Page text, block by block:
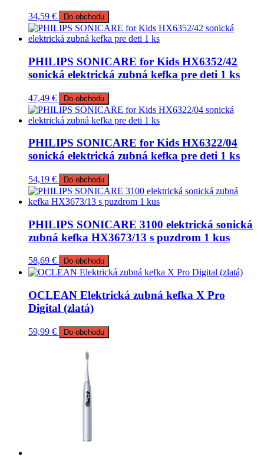
34,59 € Do obchodu
PHILIPS SONICARE for Kids HX6352/42
sonická elektrická zubná kefka pre deti 1 ks
47,49 € Do obchodu
PHILIPS SONICARE for Kids HX6322/04
sonická elektrická zubná kefka pre deti 1 ks
54,19 € Do obchodu
PHILIPS SONICARE 3100 elektrická sonická
zubná kefka HX3673/13 s puzdrom 1 kus
58,69 € Do obchodu
OCLEAN Elektrická zubná kefka X Pro
Digital (zlatá)
59,99 € Do obchodu